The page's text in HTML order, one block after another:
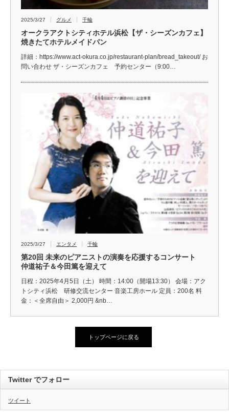
2025/3/27 グルメ 千輪
オークラアクトシティホテル浜松【ザ・シーズンカフェ】
焼きたてホテルメイドパン
詳細：https://www.act-okura.co.jp/restaurant-plan/bread_takeout/ お
問い合わせ ザ・シーズンカフェ 予約センター（9:00…
2025/3/27 エンタメ 千輪
第20回 未来のピアニストの演奏を応援するコンサート
仲道祐子＆今田篤を迎えて
日程：2025年4月5日（土） 時間：14:00（開場13:30） 会場：アク
トシティ浜松 研修交流センター 音楽工房ホール 定員：200名 料
金：＜全席自由＞ 2,000円 &nb…
トップページに戻る
Twitter でフォロー
ツイート